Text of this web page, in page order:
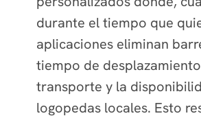
durante el tiempo que
aplicaciones eliminan
tiempo de
transporte y la
logopedas locales. Esto